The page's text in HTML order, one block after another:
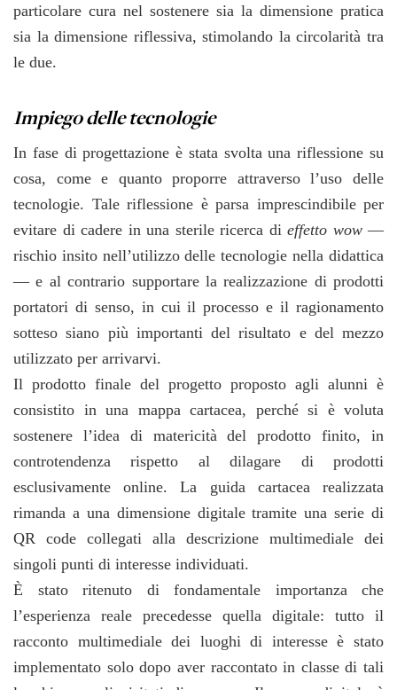
particolare cura nel sostenere sia la dimensione pratica
sia la dimensione riflessiva, stimolando la circolarità tra
le due.
Impiego delle tecnologie
In fase di progettazione è stata svolta una riflessione su
cosa, come e quanto proporre attraverso l’uso delle
tecnologie. Tale riflessione è parsa imprescindibile per
evitare di cadere in una sterile ricerca di effetto wow —
rischio insito nell’utilizzo delle tecnologie nella didattica
— e al contrario supportare la realizzazione di prodotti
portatori di senso, in cui il processo e il ragionamento
sotteso siano più importanti del risultato e del mezzo
utilizzato per arrivarvi.
Il prodotto finale del progetto proposto agli alunni è
consistito in una mappa cartacea, perché si è voluta
sostenere l’idea di matericità del prodotto finito, in
controtendenza rispetto al dilagare di prodotti
esclusivamente online. La guida cartacea realizzata
rimanda a una dimensione digitale tramite una serie di
QR code collegati alla descrizione multimediale dei
singoli punti di interesse individuati.
È stato ritenuto di fondamentale importanza che
l’esperienza reale precedesse quella digitale: tutto il
racconto multimediale dei luoghi di interesse è stato
implementato solo dopo aver raccontato in classe di tali